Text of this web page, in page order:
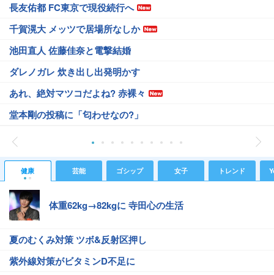
長友佑都 FC東京で現役続行へ
千賀滉大 メッツで居場所なしか
池田直人 佐藤佳奈と電撃結婚
ダレノガレ 炊き出し出発明かす
あれ、絶対マツコだよね? 赤裸々
堂本剛の投稿に「匂わせなの?」
健康 芸能 ゴシップ 女子 トレンド
体重62kg→82kgに 寺田心の生活
夏のむくみ対策 ツボ&反射区押し
紫外線対策がビタミンD不足に